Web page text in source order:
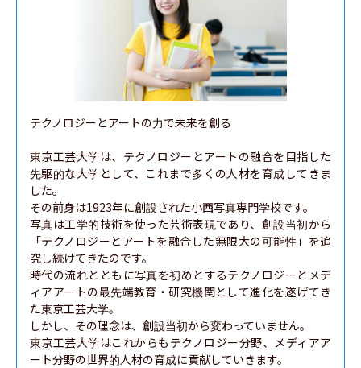
テクノロジーとアートの力で未来を創る
東京工芸大学は、テクノロジーとアートの融合を目指した
先駆的な大学として、これまで多くの人材を育成してきま
した。
その前身は1923年に創設された小西写真専門学校です。
写真は工学的技術を使った芸術表現であり、創設当初から
「テクノロジーとアートを融合した無限大の可能性」を追
究し続けてきたのです。
時代の流れとともに写真を初めとするテクノロジーとメデ
ィアアートの最先端教育・研究機関として進化を遂げてき
た東京工芸大学。
しかし、その理念は、創設当初から変わっていません。
東京工芸大学はこれからもテクノロジー分野、メディアア
ート分野の世界的人材の育成に貢献していきます。